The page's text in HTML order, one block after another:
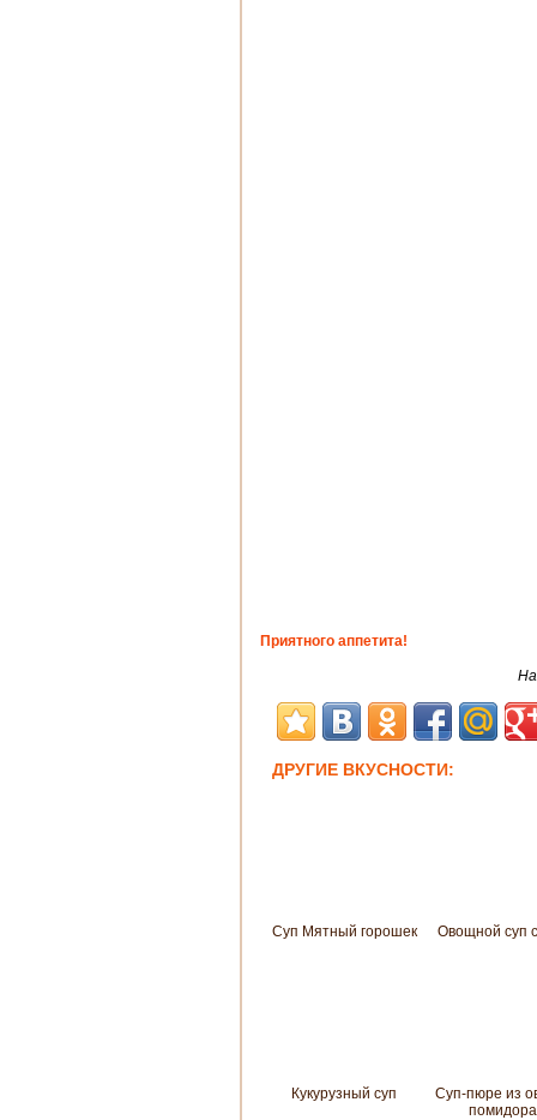
Приятного аппетита!
ДРУГИЕ ВКУСНОСТИ:
Суп Мятный горошек Овощной суп
Кукурузный суп
Суп-пюре из